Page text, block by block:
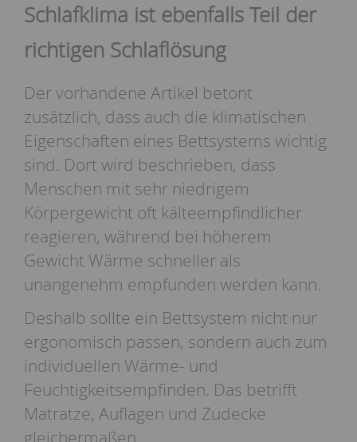
Schlafklima ist ebenfalls Teil der
richtigen Schlaflösung
Der vorhandene Artikel betont
zusätzlich, dass auch die klimatischen
Eigenschaften eines Bettsystems wichtig
sind. Dort wird beschrieben, dass
Menschen mit sehr niedrigem
Körpergewicht oft kälteempfindlicher
reagieren, während bei höherem
Gewicht Wärme schneller als
unangenehm empfunden werden kann.
Deshalb sollte ein Bettsystem nicht nur
ergonomisch passen, sondern auch zum
individuellen Wärme- und
Feuchtigkeitsempfinden. Das betrifft
Matratze, Auflagen und Zudecke
gleichermaßen.